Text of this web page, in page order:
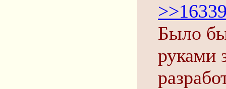
Было
руками